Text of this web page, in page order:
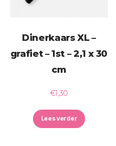
Dinerkaars XL –
grafiet – 1st – 2,1 x 30
cm
€1,30
Lees verder